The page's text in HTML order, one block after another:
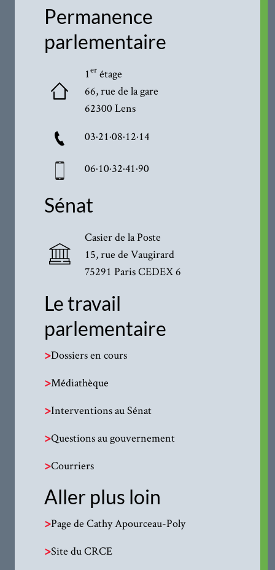
Permanence
parlementaire
1erétage
66, rue de la gare
62300 Lens
03·21·08·12·14
06·10·32·41·90
Sénat
Casier de la Poste
15, rue de Vaugirard
75291 Paris CEDEX 6
Le travail
parlementaire
>Dossiers en cours
>Médiathèque
>Interventions au Sénat
>Questions au gouvernement
>Courriers
Aller plus loin
>Page de Cathy Apourceau-Poly
>Site du CRCE